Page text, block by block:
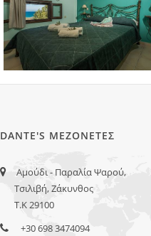
DANTE'S ΜΕΖΟΝΕΤΕΣ
Αμούδι - Παραλία Ψαρού,
Τσιλιβή, Ζάκυνθος
Τ.Κ 29100
+30 698 3474094